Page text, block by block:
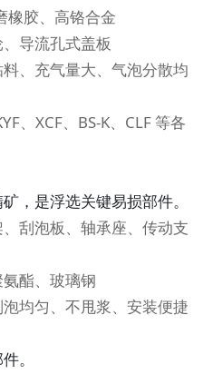
橡胶、高铬合金
导流孔式盖板
、充气量大、气泡分散均
、XCF、BS-K、CLF 等各
，是浮选关键易损部件。
刮泡板、轴承座、传动支
酯、玻璃钢
均匀、不甩浆、安装便捷
。